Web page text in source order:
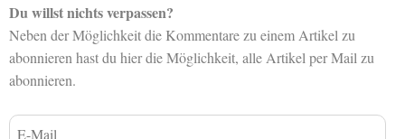
Du willst nichts verpassen?
Neben der Möglichkeit die Kommentare zu einem Artikel zu
abonnieren hast du hier die Möglichkeit, alle Artikel per Mail zu
abonnieren.